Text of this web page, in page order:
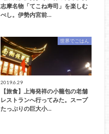
志摩名物「てこね寿司」を楽しむ
べし。伊勢内宮前…
世界でごはん
2019.6.29
【旅食】上海発祥の小籠包の老舗
レストランへ行ってみた。スープ
たっぷりの巨大小…